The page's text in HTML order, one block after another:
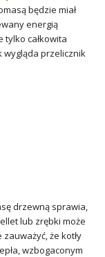
będzie miał
energią
tylko całkowita
wygląda przelicznik
drzewną sprawia,
lub zrębki może
że kotły
wzbogaconym